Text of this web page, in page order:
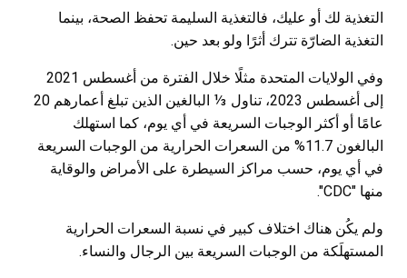
التغذية لك أو عليك، فالتغذية السليمة تحفظ الصحة، بينما
التغذية الضارّة تترك أثرًا ولو بعد حين.
وفي الولايات المتحدة مثلًا خلال الفترة من أغسطس 2021
إلى أغسطس 2023، تناول ⅓ البالغين الذين تبلغ أعمارهم 20
عامًا أو أكثر الوجبات السريعة في أي يوم، كما استهلك
البالغون 11.7% من السعرات الحرارية من الوجبات السريعة
في أي يوم، حسب مراكز السيطرة على الأمراض والوقاية
منها "CDC".
ولم يكُن هناك اختلاف كبير في نسبة السعرات الحرارية
المستهلَكة من الوجبات السريعة بين الرجال والنساء.